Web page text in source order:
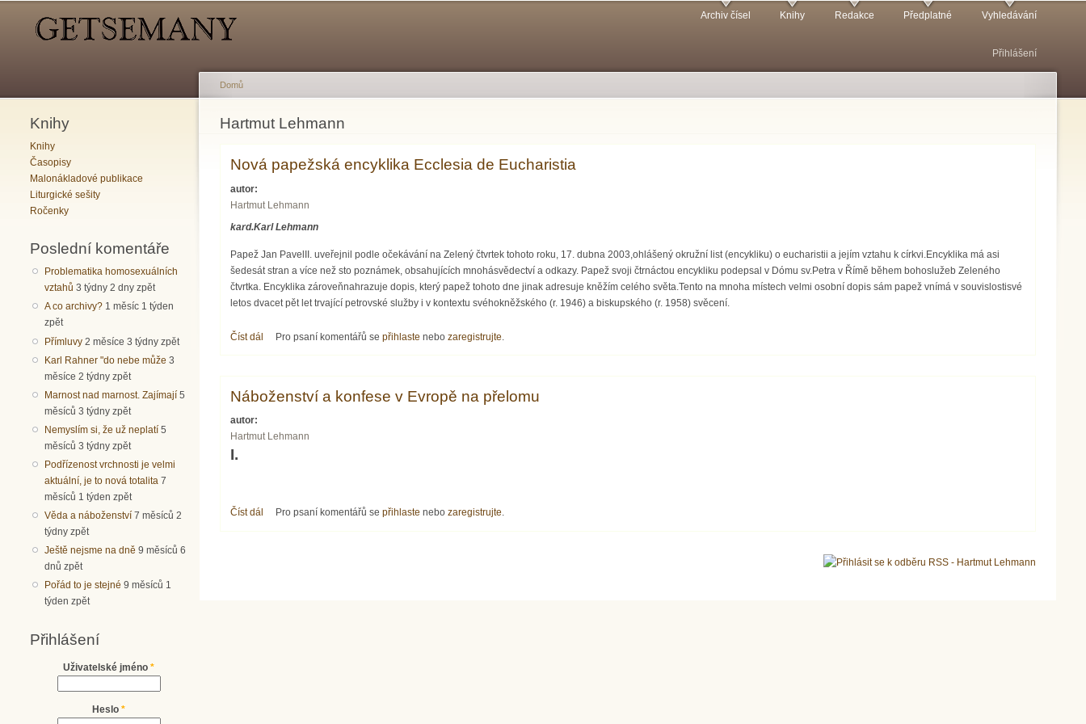
Archiv čísel Knihy Redakce Předplatné Vyhledávání
Přihlášení
Knihy
Knihy
Časopisy
Malonákladové publikace
Liturgické sešity
Ročenky
Poslední komentáře
Problematika homosexuálních
vztahů 3 týdny 2 dny zpět
A co archivy? 1 měsíc 1 týden
zpět
Přímluvy 2 měsíce 3 týdny zpět
Karl Rahner "do nebe může 3
měsíce 2 týdny zpět
Marnost nad marnost. Zajímají 5
měsíců 3 týdny zpět
Nemyslím si, že už neplatí 5
měsíců 3 týdny zpět
Podřízenost vrchnosti je velmi
aktuální, je to nová totalita 7
měsíců 1 týden zpět
Věda a náboženství 7 měsíců 2
týdny zpět
Ještě nejsme na dně 9 měsíců 6
dnů zpět
Pořád to je stejné 9 měsíců 1
týden zpět
Přihlášení
Uživatelské jméno *
Heslo *
Jste zde
Domů
Hartmut Lehmann
Nová papežská encyklika Ecclesia de Eucharistia
autor:
Hartmut Lehmann
kard.Karl Lehmann
Papež Jan PavelII. uveřejnil podle očekávání na Zelený čtvrtek tohoto roku, 17. dubna 2003,ohlášený okružní list (encykliku) o eucharistii a jejím vztahu k církvi.Encyklika má asi
šedesát stran a více než sto poznámek, obsahujících mnohásvědectví a odkazy. Papež svoji čtrnáctou encykliku podepsal v Dómu sv.Petra v Římě během bohoslužeb Zeleného
čtvrtka. Encyklika zároveňnahrazuje dopis, který papež tohoto dne jinak adresuje kněžím celého světa.Tento na mnoha místech velmi osobní dopis sám papež vnímá v souvislostisvé
letos dvacet pět let trvající petrovské služby i v kontextu svéhokněžského (r. 1946) a biskupského (r. 1958) svěcení.
Číst dál Nová papežská encyklika Ecclesia de Eucharistia
Pro psaní komentářů sepřihlaste nebozaregistrujte.
Náboženství a konfese v Evropě na přelomu
autor:
Hartmut Lehmann
I.
Číst dál Náboženství a konfese v Evropě na přelomu
Pro psaní komentářů sepřihlaste nebozaregistrujte.